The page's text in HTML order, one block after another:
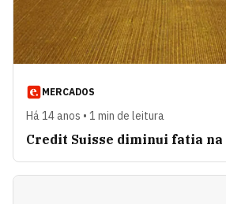
MERCADOS
Há 14 anos • 1 min de leitura
Credit Suisse diminui fatia na